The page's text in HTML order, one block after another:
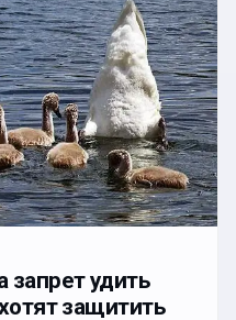
запрет удить
защитить